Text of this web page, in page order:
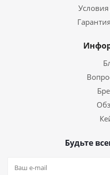
Условия
Будьте